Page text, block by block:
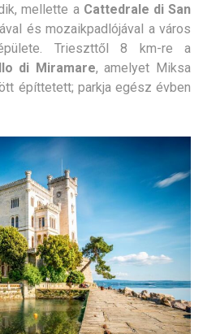
mellette a Cattedrale di San
és mozaikpadlójával a város
Trieszttől 8 km-re a
di Miramare, amelyet Miksa
építtetett; parkja egész évben